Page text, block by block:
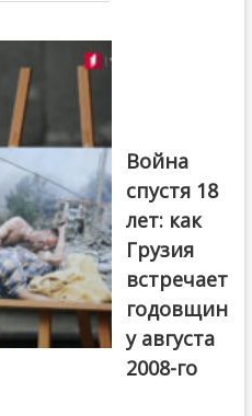
года. Фото:
Первый канал
Война
спустя 18
лет: как
Грузия
встречает
годовщин
у августа
2008-го